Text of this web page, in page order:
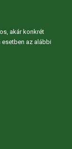
akár konkrét
esetben az alábbi